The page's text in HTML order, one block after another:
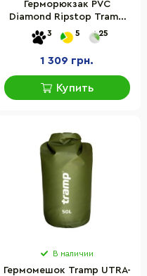
Герморюкзак PVC
Diamond Ripstop Tramp
UTRA-257-blue 40 л
3 5 25
1 309 грн.
Купить
В наличии
Гермомешок Tramp UTRA-